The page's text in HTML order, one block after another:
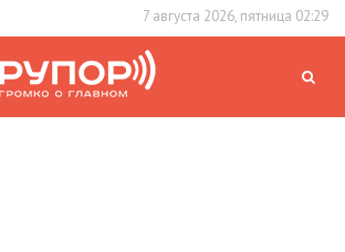
7 августа 2026, пятница 02:29